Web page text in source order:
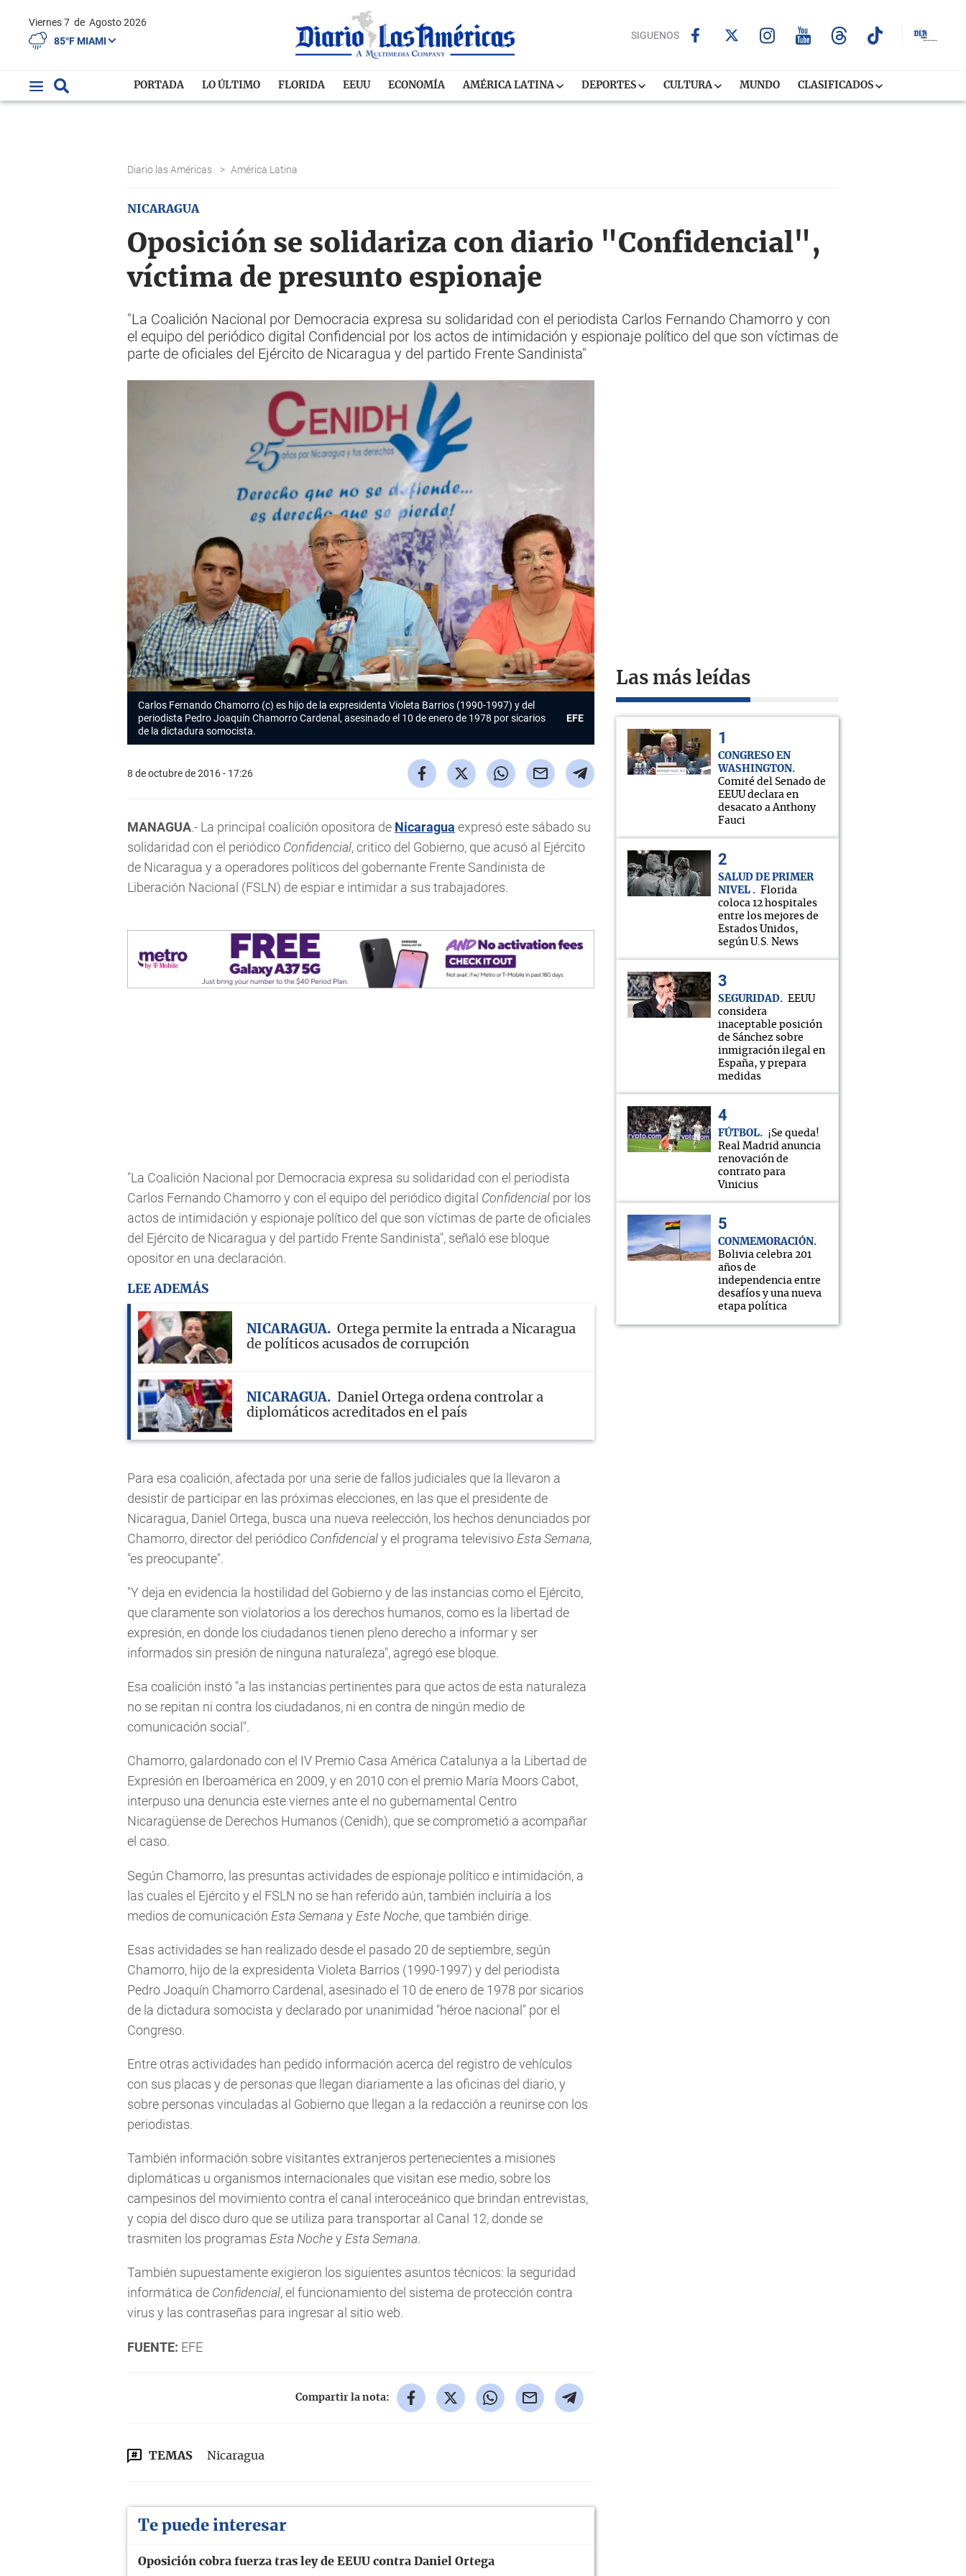
Viernes 7 de Agosto 2026
85°F MIAMI
SIGUENOS
PORTADA LO ÚLTIMO FLORIDA EEUU ECONOMÍA AMÉRICA LATINA DEPORTES CULTURA MUNDO CLASIFICADOS
Diario las Américas > América Latina
NICARAGUA
Oposición se solidariza con diario "Confidencial",
víctima de presunto espionaje
"La Coalición Nacional por Democracia expresa su solidaridad con el periodista Carlos Fernando Chamorro y con
el equipo del periódico digital Confidencial por los actos de intimidación y espionaje político del que son víctimas de
parte de oficiales del Ejército de Nicaragua y del partido Frente Sandinista"
Carlos Fernando Chamorro (c) es hijo de la expresidenta Violeta Barrios (1990-1997) y del
periodista Pedro Joaquín Chamorro Cardenal, asesinado el 10 de enero de 1978 por sicarios
de la dictadura somocista.
EFE
8 de octubre de 2016 - 17:26
MANAGUA.- La principal coalición opositora de Nicaragua expresó este sábado su
solidaridad con el periódico Confidencial, critico del Gobierno, que acusó al Ejército
de Nicaragua y a operadores políticos del gobernante Frente Sandinista de
Liberación Nacional (FSLN) de espiar e intimidar a sus trabajadores.
"La Coalición Nacional por Democracia expresa su solidaridad con el periodista
Carlos Fernando Chamorro y con el equipo del periódico digital Confidencial por los
actos de intimidación y espionaje político del que son víctimas de parte de oficiales
del Ejército de Nicaragua y del partido Frente Sandinista", señaló ese bloque
opositor en una declaración.
LEE ADEMÁS
NICARAGUA
Ortega permite la entrada a Nicaragua
de políticos acusados de corrupción
NICARAGUA
Daniel Ortega ordena controlar a
diplomáticos acreditados en el país
Para esa coalición, afectada por una serie de fallos judiciales que la llevaron a
desistir de participar en las próximas elecciones, en las que el presidente de
Nicaragua, Daniel Ortega, busca una nueva reelección, los hechos denunciados por
Chamorro, director del periódico Confidencialy el programa televisivo Esta Semana,
"es preocupante".
"Y deja en evidencia la hostilidad del Gobierno y de las instancias como el Ejército,
que claramente son violatorios a los derechos humanos, como es la libertad de
expresión, en donde los ciudadanos tienen pleno derecho a informar y ser
informados sin presión de ninguna naturaleza", agregó ese bloque.
Esa coalición instó "a las instancias pertinentes para que actos de esta naturaleza
no se repitan ni contra los ciudadanos, ni en contra de ningún medio de
comunicación social".
Chamorro, galardonado con el IV Premio Casa América Catalunya a la Libertad de
Expresión en Iberoamérica en 2009, y en 2010 con el premio María Moors Cabot,
interpuso una denuncia este viernes ante el no gubernamental Centro
Nicaragüense de Derechos Humanos (Cenidh), que se comprometió a acompañar
el caso.
Según Chamorro, las presuntas actividades de espionaje político e intimidación, a
las cuales el Ejército y el FSLN no se han referido aún, también incluiría a los
medios de comunicación Esta Semanay Este Noche, que también dirige.
Esas actividades se han realizado desde el pasado 20 de septiembre, según
Chamorro, hijo de la expresidenta Violeta Barrios (1990-1997) y del periodista
Pedro Joaquín Chamorro Cardenal, asesinado el 10 de enero de 1978 por sicarios
de la dictadura somocista y declarado por unanimidad "héroe nacional" por el
Congreso.
Entre otras actividades han pedido información acerca del registro de vehículos
con sus placas y de personas que llegan diariamente a las oficinas del diario, y
sobre personas vinculadas al Gobierno que llegan a la redacción a reunirse con los
periodistas.
También información sobre visitantes extranjeros pertenecientes a misiones
diplomáticas u organismos internacionales que visitan ese medio, sobre los
campesinos del movimiento contra el canal interoceánico que brindan entrevistas,
y copia del disco duro que se utiliza para transportar al Canal 12, donde se
trasmiten los programas Esta Nochey Esta Semana.
También supuestamente exigieron los siguientes asuntos técnicos: la seguridad
informática de Confidencial, el funcionamiento del sistema de protección contra
virus y las contraseñas para ingresar al sitio web.
FUENTE: EFE
Compartir la nota:
TEMAS Nicaragua
Te puede interesar
Oposición cobra fuerza tras ley de EEUU contra Daniel Ortega
Las más leídas
CONGRESO EN
WASHINGTON
Comité del Senado de
EEUU declara en
desacato a Anthony
Fauci
SALUD DE PRIMER
NIVEL
Florida
coloca 12 hospitales
entre los mejores de
Estados Unidos,
según U.S. News
SEGURIDAD
EEUU
considera
inaceptable posición
de Sánchez sobre
inmigración ilegal en
España, y prepara
medidas
FÚTBOL
¡Se queda!
Real Madrid anuncia
renovación de
contrato para
Vinicius
CONMEMORACIÓN
Bolivia celebra 201
años de
independencia entre
desafíos y una nueva
etapa política